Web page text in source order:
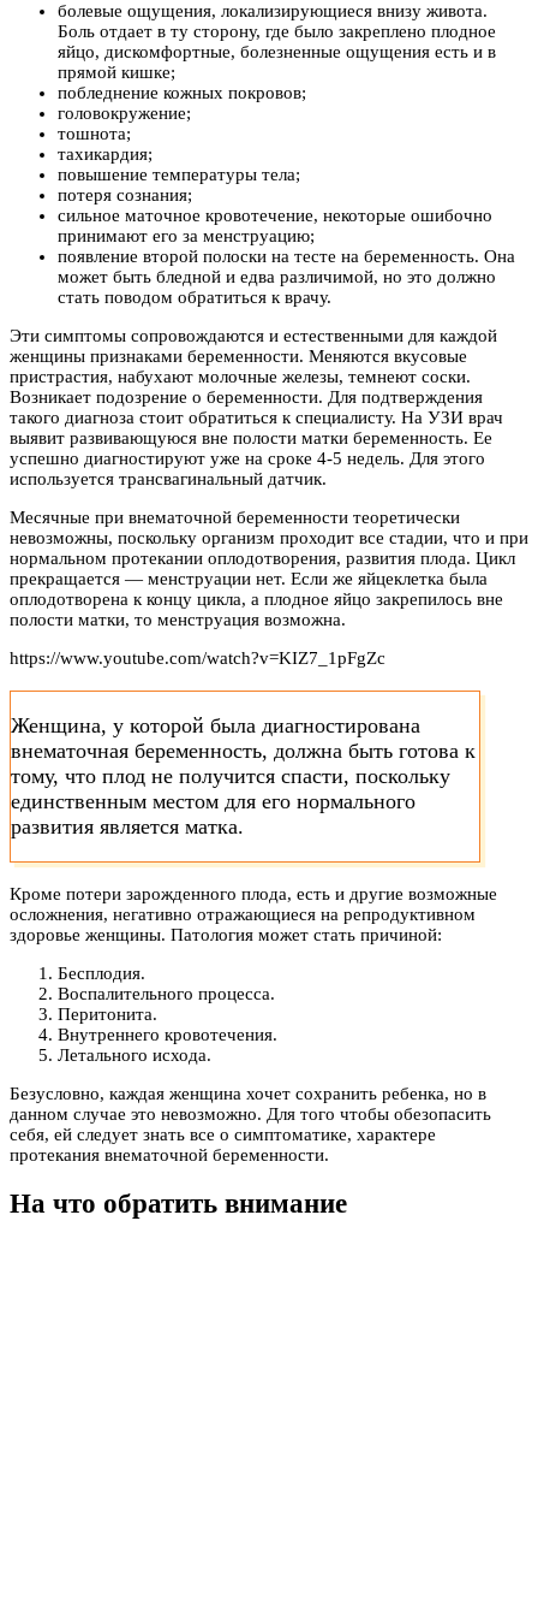
болевые ощущения, локализирующиеся внизу живота.
Боль отдает в ту сторону, где было закреплено плодное
яйцо, дискомфортные, болезненные ощущения есть и в
прямой кишке;
побледнение кожных покровов;
головокружение;
тошнота;
тахикардия;
повышение температуры тела;
потеря сознания;
сильное маточное кровотечение, некоторые ошибочно
принимают его за менструацию;
появление второй полоски на тесте на беременность. Она
может быть бледной и едва различимой, но это должно
стать поводом обратиться к врачу.
Эти симптомы сопровождаются и естественными для каждой
женщины признаками беременности. Меняются вкусовые
пристрастия, набухают молочные железы, темнеют соски.
Возникает подозрение о беременности. Для подтверждения
такого диагноза стоит обратиться к специалисту. На УЗИ врач
выявит развивающуюся вне полости матки беременность. Ее
успешно диагностируют уже на сроке 4-5 недель. Для этого
используется трансвагинальный датчик.
Месячные при внематочной беременности теоретически
невозможны, поскольку организм проходит все стадии, что и при
нормальном протекании оплодотворения, развития плода. Цикл
прекращается — менструации нет. Если же яйцеклетка была
оплодотворена к концу цикла, а плодное яйцо закрепилось вне
полости матки, то менструация возможна.
https://www.youtube.com/watch?v=KIZ7_1pFgZc
Женщина, у которой была диагностирована
внематочная беременность, должна быть готова к
тому, что плод не получится спасти, поскольку
единственным местом для его нормального
развития является матка.
Кроме потери зарожденного плода, есть и другие возможные
осложнения, негативно отражающиеся на репродуктивном
здоровье женщины. Патология может стать причиной:
Бесплодия.
Воспалительного процесса.
Перитонита.
Внутреннего кровотечения.
Летального исхода.
Безусловно, каждая женщина хочет сохранить ребенка, но в
данном случае это невозможно. Для того чтобы обезопасить
себя, ей следует знать все о симптоматике, характере
протекания внематочной беременности.
На что обратить внимание